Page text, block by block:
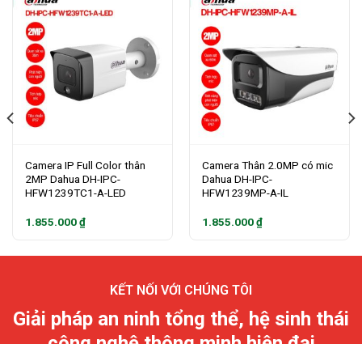
Camera IP Full Color thân
2MP Dahua DH-IPC-
HFW1239TC1-A-LED
1.855.000₫
Camera Thân 2.0MP có mic
Dahua DH-IPC-
HFW1239MP-A-IL
1.855.000₫
KẾT NỐI VỚI CHÚNG TÔI
Giải pháp an ninh tổng thể, hệ sinh thái